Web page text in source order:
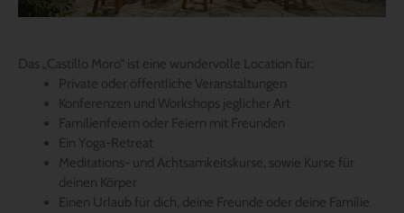
Das „Castillo Moro“ ist eine wundervolle Location für:
Private oder öffentliche Veranstaltungen
Konferenzen und Workshops jeglicher Art
Familienfeiern oder Feiern mit Freunden
Ein Yoga-Retreat
Meditations- und Achtsamkeitskurse, sowie Kurse für
deinen Körper
Einen Urlaub für dich, deine Freunde oder deine Familie